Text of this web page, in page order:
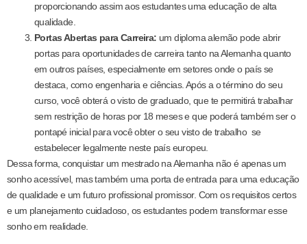
proporcionando assim aos estudantes uma educação de alta
qualidade.
Portas Abertas para Carreira: um diploma alemão pode abrir
portas para oportunidades de carreira tanto na Alemanha quanto
em outros países, especialmente em setores onde o país se
destaca, como engenharia e ciências. Após a o término do seu
curso, você obterá o visto de graduado, que te permitirá trabalhar
sem restrição de horas por 18 meses e que poderá também ser o
pontapé inicial para você obter o seu visto de trabalho se
estabelecer legalmente neste país europeu.
Dessa forma, conquistar um mestrado na Alemanha não é apenas um
sonho acessível, mas também uma porta de entrada para uma educação
de qualidade e um futuro profissional promissor. Com os requisitos certos
e um planejamento cuidadoso, os estudantes podem transformar esse
sonho em realidade.